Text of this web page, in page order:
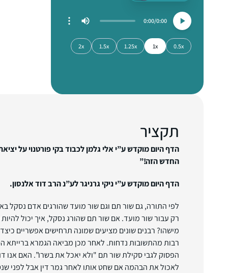
0:00
0:00
0.5x
1x
1.25x
1.5x
2x
תקציר
הדף היום מוקדש ע”י אלי גלמן לכבוד בקי פורטנוי על
החדש הזה!”
הדף היום מוקדש ע”י ניקי גרניגר לע”נ הרב דוד אלנסון.
לפי התורה, גם שור תם וגם שור מועד שהורגים אדם נסקל
רק עבור שור מועד. אם שור תם שהורג נסקל, איך יכול
מישהו? רבנים שונים מציעים שמונה תרחישים אפשריים
רבות מהתשובות נדחות. לאחר מכן מביאה הגמרא
הפסוק לגבי סקילת שור תם "ולא יאכל את בשרו”. האם אנו
לאכול את הבהמה אם שחט אותו לאחר גמר דין אבל לפני